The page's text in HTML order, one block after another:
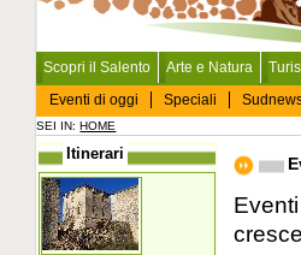
Scopri il Salento Arte e Natura
Eventi di oggi
Speciali
SEI IN:HOME
Itinerari